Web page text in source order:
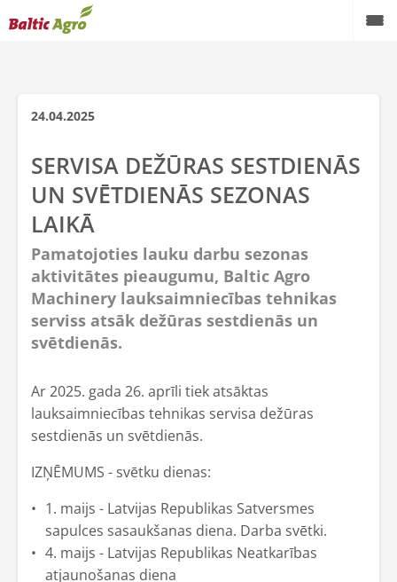
24.04.2025
SERVISA DEŽŪRAS SESTDIENĀS
UN SVĒTDIENĀS SEZONAS
LAIKĀ
Pamatojoties lauku darbu sezonas
aktivitātes pieaugumu, Baltic Agro
Machinery lauksaimniecības tehnikas
serviss atsāk dežūras sestdienās un
svētdienās.
Ar 2025. gada 26. aprīli tiek atsāktas
lauksaimniecības tehnikas servisa dežūras
sestdienās un svētdienās.
IZŅĒMUMS - svētku dienas:
1. maijs - Latvijas Republikas Satversmes
sapulces sasaukšanas diena. Darba svētki.
4. maijs - Latvijas Republikas Neatkarības
atjaunošanas diena